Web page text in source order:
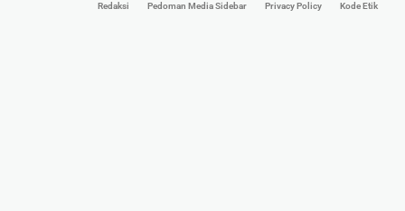
Redaksi Pedoman Media Sidebar Privacy Policy Kode Etik